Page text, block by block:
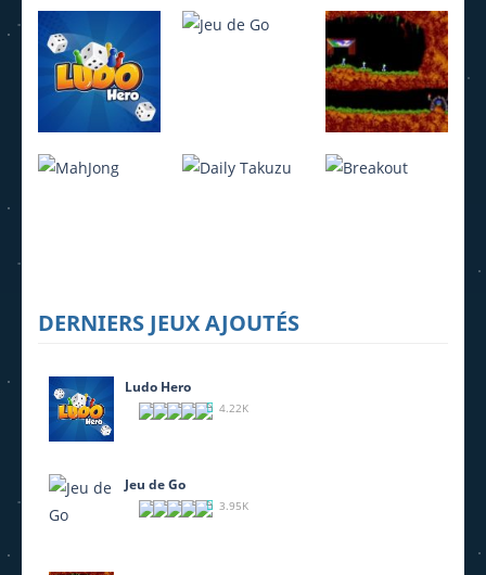
MahJong Daily Takuzu
DERNIERS JEUX AJOUTÉS
Ludo Hero
4.22K
Jeu de Go
3.95K